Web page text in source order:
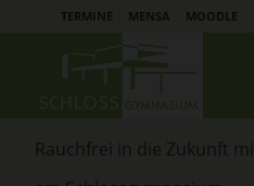
TERMINE MENSA MOODLE
Rauchfrei in die Zukunft